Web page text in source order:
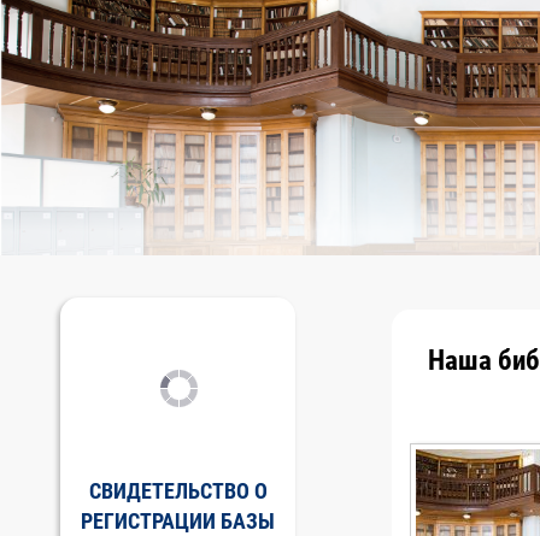
СВИДЕТЕЛЬСТВО О
РЕГИСТРАЦИИ БАЗЫ
Наша